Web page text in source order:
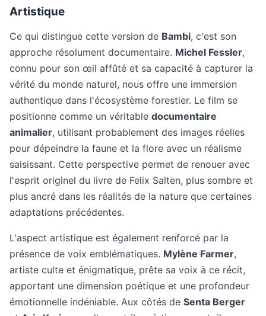
Artistique
Ce qui distingue cette version de Bambi, c'est son
approche résolument documentaire. Michel Fessler,
connu pour son œil affûté et sa capacité à capturer la
vérité du monde naturel, nous offre une immersion
authentique dans l'écosystème forestier. Le film se
positionne comme un véritable documentaire
animalier, utilisant probablement des images réelles
pour dépeindre la faune et la flore avec un réalisme
saisissant. Cette perspective permet de renouer avec
l'esprit originel du livre de Felix Salten, plus sombre et
plus ancré dans les réalités de la nature que certaines
adaptations précédentes.
L'aspect artistique est également renforcé par la
présence de voix emblématiques. Mylène Farmer,
artiste culte et énigmatique, prête sa voix à ce récit,
apportant une dimension poétique et une profondeur
émotionnelle indéniable. Aux côtés de Senta Berger